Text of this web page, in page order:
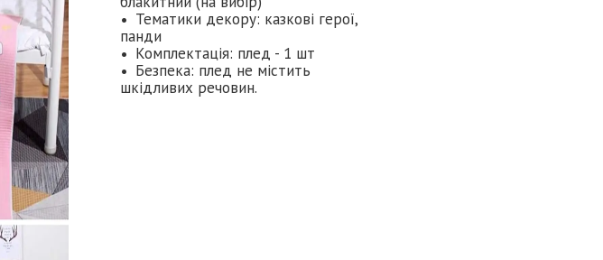
Тематики декору: казкові герої,
панди
Комплектація: плед - 1 шт
Безпека: плед не містить
шкідливих речовин.